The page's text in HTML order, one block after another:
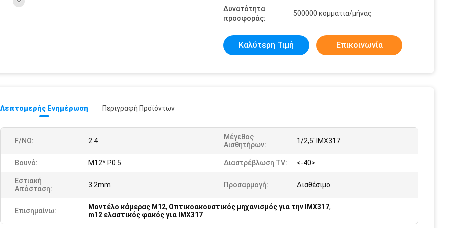
Δυνατότητα
προσφοράς:
500000 κομμάτια/μήνας
Καλύτερη Τιμή Επικοινωνία
Λεπτομερής Ενημέρωση Περιγραφή Προϊόντων
F/NO: 2.4
Μέγεθος
Αισθητήρων:
1/2,5' IMX317
Βουνό: M12* P0.5 Διαστρέβλωση TV: <-40>
Εστιακή
Απόσταση:
3.2mm Προσαρμογή: Διαθέσιμο
Επισημαίνω: Μοντέλο κάμερας M12, Οπτικοακουστικός μηχανισμός για την IMX317,
m12 ελαστικός φακός για IMX317